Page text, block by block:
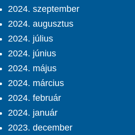
2024. szeptember
2024. augusztus
2024. július
2024. június
2024. május
2024. március
2024. február
2024. január
2023. december